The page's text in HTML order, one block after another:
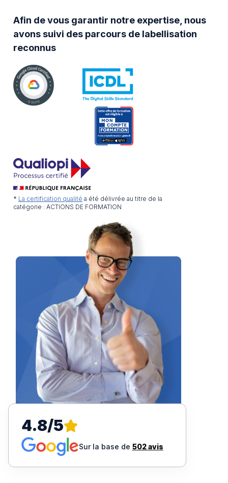
Afin de vous garantir notre expertise, nous
avons suivi des parcours de labellisation
reconnus
* La certification qualité a été délivrée au titre de la
catégorie : ACTIONS DE FORMATION
4.8/5
Sur la base de 502 avis